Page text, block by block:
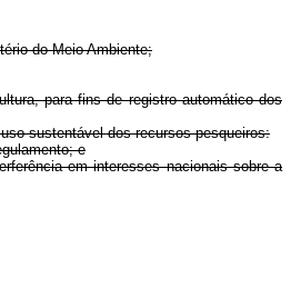
do Meio Ambiente;
para fins de registro automático dos
sustentável dos recursos pesqueiros:
e
em interesses nacionais sobre a